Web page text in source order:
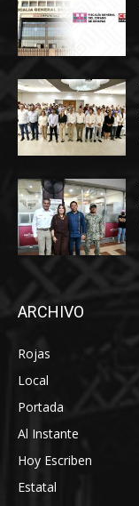
ARCHIVO
Rojas
Local
Portada
Al Instante
Hoy Escriben
Estatal